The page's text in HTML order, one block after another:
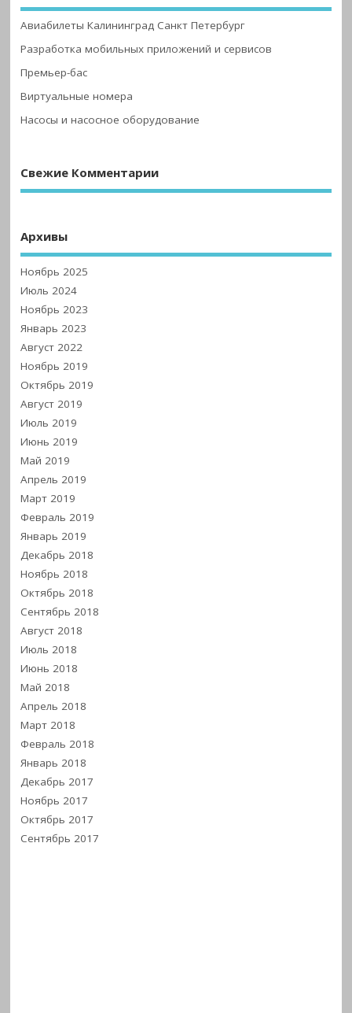
Авиабилеты Калининград Санкт Петербург
Разработка мобильных приложений и сервисов
Премьер-бас
Виртуальные номера
Насосы и насосное оборудование
Свежие Комментарии
Архивы
Ноябрь 2025
Июль 2024
Ноябрь 2023
Январь 2023
Август 2022
Ноябрь 2019
Октябрь 2019
Август 2019
Июль 2019
Июнь 2019
Май 2019
Апрель 2019
Март 2019
Февраль 2019
Январь 2019
Декабрь 2018
Ноябрь 2018
Октябрь 2018
Сентябрь 2018
Август 2018
Июль 2018
Июнь 2018
Май 2018
Апрель 2018
Март 2018
Февраль 2018
Январь 2018
Декабрь 2017
Ноябрь 2017
Октябрь 2017
Сентябрь 2017